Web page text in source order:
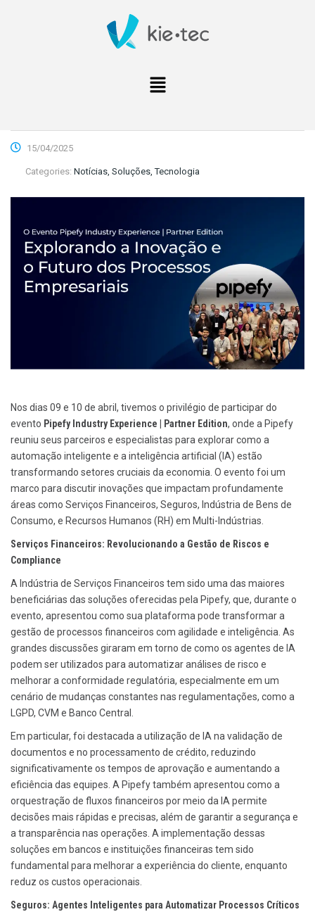
15/04/2025
Categories: Notícias, Soluções, Tecnologia
Nos dias 09 e 10 de abril, tivemos o privilégio de participar do
evento Pipefy Industry Experience | Partner Edition, onde a Pipefy
reuniu seus parceiros e especialistas para explorar como a
automação inteligente e a inteligência artificial (IA) estão
transformando setores cruciais da economia. O evento foi um
marco para discutir inovações que impactam profundamente
áreas como Serviços Financeiros, Seguros, Indústria de Bens de
Consumo, e Recursos Humanos (RH) em Multi-Indústrias.
Serviços Financeiros: Revolucionando a Gestão de Riscos e
Compliance
A Indústria de Serviços Financeiros tem sido uma das maiores
beneficiárias das soluções oferecidas pela Pipefy, que, durante o
evento, apresentou como sua plataforma pode transformar a
gestão de processos financeiros com agilidade e inteligência. As
grandes discussões giraram em torno de como os agentes de IA
podem ser utilizados para automatizar análises de risco e
melhorar a conformidade regulatória, especialmente em um
cenário de mudanças constantes nas regulamentações, como a
LGPD, CVM e Banco Central.
Em particular, foi destacada a utilização de IA na validação de
documentos e no processamento de crédito, reduzindo
significativamente os tempos de aprovação e aumentando a
eficiência das equipes. A Pipefy também apresentou como a
orquestração de fluxos financeiros por meio da IA permite
decisões mais rápidas e precisas, além de garantir a segurança e
a transparência nas operações. A implementação dessas
soluções em bancos e instituições financeiras tem sido
fundamental para melhorar a experiência do cliente, enquanto
reduz os custos operacionais.
Seguros: Agentes Inteligentes para Automatizar Processos Críticos